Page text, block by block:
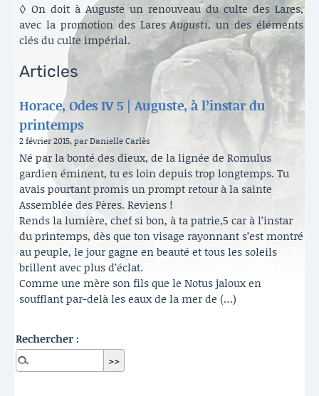
◊ On doit à Auguste un renouveau du culte des Lares,
avec la promotion des LaresAugusti, un des éléments
clés du culte impérial.
Articles
Horace, Odes IV 5 | Auguste, à l’instar du
printemps
2 février 2015, par Danielle Carlès
Né par la bonté des dieux, de la lignée de Romulus
gardien éminent, tu es loin depuis trop longtemps. Tu
avais pourtant promis un prompt retour à la sainte
Assemblée des Pères. Reviens !
Rends la lumière, chef si bon, à ta patrie,5 car à l’instar
du printemps, dès que ton visage rayonnant s’est montré
au peuple, le jour gagne en beauté et tous les soleils
brillent avec plus d’éclat.
Comme une mère son fils que le Notus jaloux en
soufflant par-delà les eaux de la mer de (…)
Rechercher :